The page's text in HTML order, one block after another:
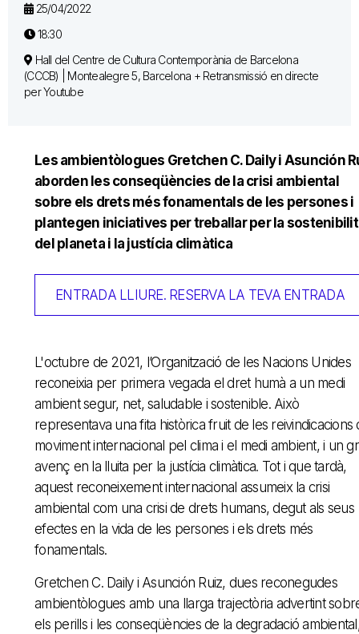
25/04/2022
18:30
Hall del Centre de Cultura Contemporània de Barcelona
(CCCB) | Montealegre 5, Barcelona + Retransmissió en directe
per Youtube
Les ambientòlogues Gretchen C. Daily i Asunción
aborden les conseqüències de la crisi ambiental
sobre els drets més fonamentals de les persones i
plantegen iniciatives per treballar per la
del planeta i la justícia climàtica
ENTRADA LLIURE. RESERVA LA TEVA ENTRADA
L'octubre de 2021, l’Organització de les Nacions Unides
reconeixia per primera vegada el dret humà a un medi
ambient segur, net, saludable i sostenible. Això
representava una fita històrica fruit de les reivindicacions
moviment internacional pel clima i el medi ambient, i un
avenç en la lluita per la justícia climàtica. Tot i que tardà,
aquest reconeixement internacional assumeix la crisi
ambiental com una crisi de drets humans, degut als seus
efectes en la vida de les persones i els drets més
fonamentals.
Gretchen C. Daily i Asunción Ruiz, dues reconegudes
ambientòlogues amb una llarga trajectòria advertint
els perills i les conseqüències de la degradació